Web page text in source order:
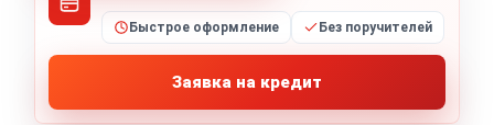
Быстрое оформление Без поручителей
Заявка на кредит